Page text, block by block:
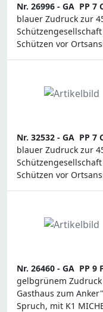
Nr. 26996 - GA PP 7
blauer Zudruck zur
Schützen vor
Nr. 32532 - GA PP 7
blauer Zudruck zur
Schützen vor
Nr. 26460 - GA PP 9
gelbgrünem
Gasthaus zum
Spruch, mit K1